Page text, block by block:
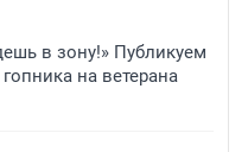
в зону!» Публикуем
на ветерана